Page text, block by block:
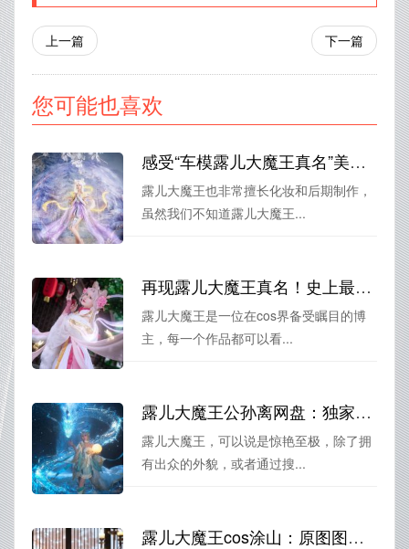
上一篇 下一篇
您可能也喜欢
感受“车模露儿大魔王真名”美图的绝佳观赏体验
露儿大魔王也非常擅长化妆和后期制作，
虽然我们不知道露儿大魔王...
再现露儿大魔王真名！史上最完美的cos作品来袭
露儿大魔王是一位在cos界备受瞩目的博
主，每一个作品都可以看...
露儿大魔王公孙离网盘：独家图片精选，迷人风景摄影让你惊艳不已。
露儿大魔王，可以说是惊艳至极，除了拥
有出众的外貌，或者通过搜...
露儿大魔王cos涂山：原图图包带你体验异世界